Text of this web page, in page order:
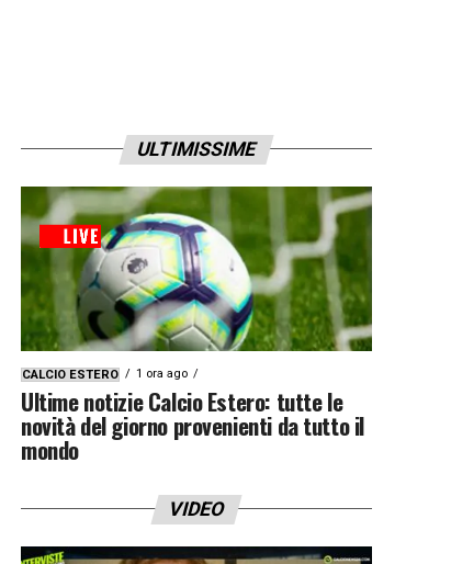
ULTIMISSIME
CALCIO ESTERO 1 ora ago
Ultime notizie Calcio Estero: tutte le
novità del giorno provenienti da tutto il
mondo
VIDEO